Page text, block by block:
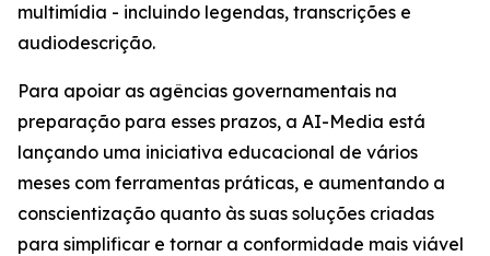
multimídia - incluindo legendas, transcrições e
audiodescrição.
Para apoiar as agências governamentais na
preparação para esses prazos, a AI-Media está
lançando uma iniciativa educacional de vários
meses com ferramentas práticas, e aumentando a
conscientização quanto às suas soluções criadas
para simplificar e tornar a conformidade mais viável